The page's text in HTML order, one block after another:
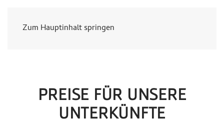
Zum Hauptinhalt springen
PREISE FÜR UNSERE
UNTERKÜNFTE